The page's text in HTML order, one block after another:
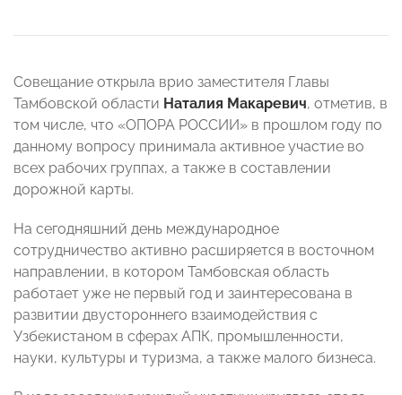
Совещание открыла врио заместителя Главы
Тамбовской области Наталия Макаревич, отметив, в
том числе, что «ОПОРА РОССИИ» в прошлом году по
данному вопросу принимала активное участие во
всех рабочих группах, а также в составлении
дорожной карты.
На сегодняшний день международное
сотрудничество активно расширяется в восточном
направлении, в котором Тамбовская область
работает уже не первый год и заинтересована в
развитии двустороннего взаимодействия с
Узбекистаном в сферах АПК, промышленности,
науки, культуры и туризма, а также малого бизнеса.